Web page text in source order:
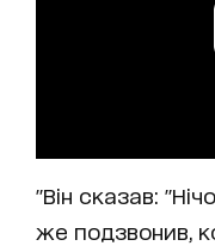
"Він сказав:
же подзвонив,